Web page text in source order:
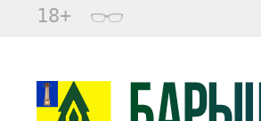
18+